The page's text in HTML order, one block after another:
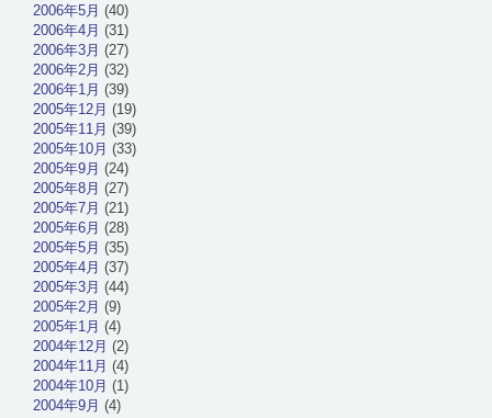
2006年5月 (40)
2006年4月 (31)
2006年3月 (27)
2006年2月 (32)
2006年1月 (39)
2005年12月 (19)
2005年11月 (39)
2005年10月 (33)
2005年9月 (24)
2005年8月 (27)
2005年7月 (21)
2005年6月 (28)
2005年5月 (35)
2005年4月 (37)
2005年3月 (44)
2005年2月 (9)
2005年1月 (4)
2004年12月 (2)
2004年11月 (4)
2004年10月 (1)
2004年9月 (4)